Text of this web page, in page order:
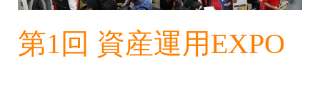
第1回 資産運用EXPO